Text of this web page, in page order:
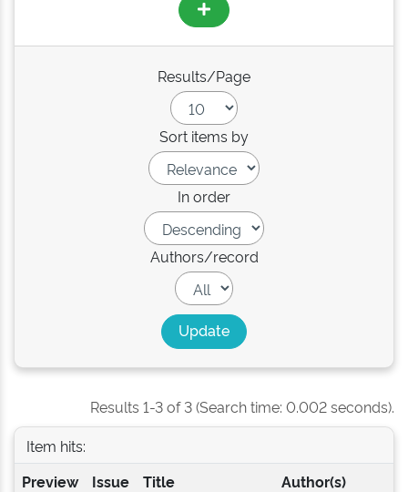
Results/Page
Sort items by
In order
Authors/record
Results 1-3 of 3 (Search time: 0.002 seconds).
Item hits:
Preview
Issue
Title Author(s)